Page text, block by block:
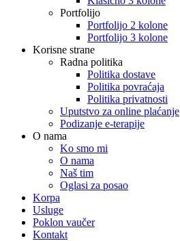
Portfolijo
Portfolijo 2 kolone
Portfolijo 3 kolone
Korisne strane
Radna politika
Politika dostave
Politika povraćaja
Politika privatnosti
Uputstvo za online plaćanje
Podizanje e-terapije
O nama
Ko smo mi
O nama
Naš tim
Oglasi za posao
Korpa
Usluge
Poklon vaučer
Kontakt